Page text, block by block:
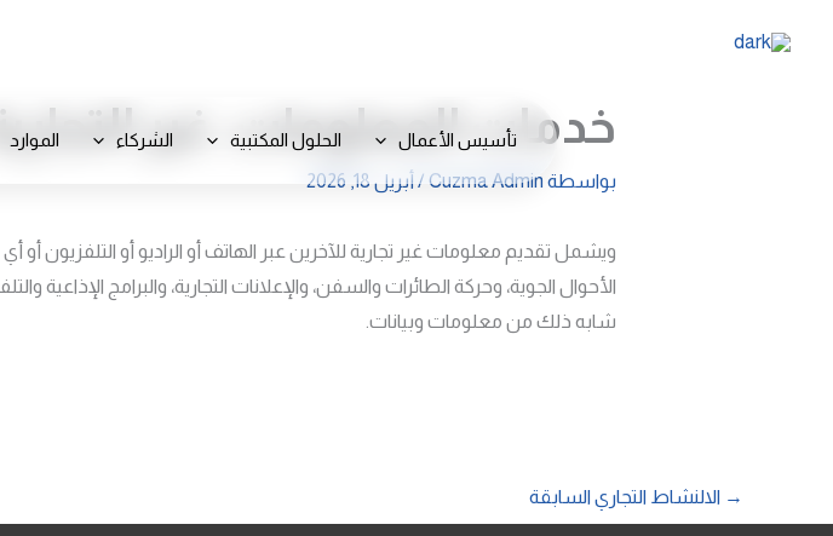
تأسيس الأعمال الحلول المكتبية الشركاء الموارد خدمات المعلومات، غير
بواسطة Cuzma Admin
/ أبريل 18, 2026
ويشمل تقديم معلومات غير تجارية للآخرين عبر الهاتف أو الراديو أو التلفزيون أو
الأحوال الجوية، وحركة الطائرات والسفن، والإعلانات التجارية، والبرامج الإذاعية
شابه ذلك من معلومات وبيانات.
→ الالنشاط التجاري السابقة